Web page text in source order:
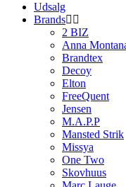
Udsalg
Brands
2 BIZ
Anna
Brandtex
Decoy
Elton
FreeQuent
Jensen
M.A.P.P
Mansted Strik
Missya
One Two
Skovhuus